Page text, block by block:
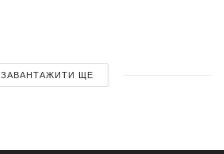
ЗАВАНТАЖИТИ ЩЕ